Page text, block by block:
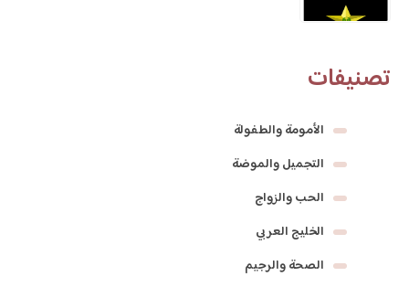
تصنيفات
الأمومة والطفولة
التجميل والموضة
الحب والزواج
الخليج العربي
الصحة والرجيم